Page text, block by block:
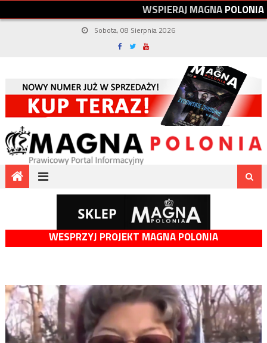
WSPIERAJMAGNAPOLONIA
Sobota, 08 Sierpnia 2026
WESPRZYJ PROJEKT MAGNA POLONIA